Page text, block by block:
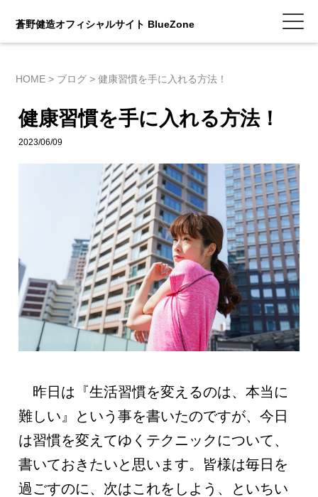
蒼野健造オフィシャルサイト BlueZone
HOME > ブログ >健康習慣を手に入れる方法！
健康習慣を手に入れる方法！
2023/06/09
昨日は『生活習慣を変えるのは、本当に
難しい』という事を書いたのですが、今日
は習慣を変えてゆくテクニックについて、
書いておきたいと思います。皆様は毎日を
過ごすのに、次はこれをしよう、といちい